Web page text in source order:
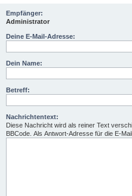
Empfänger:
Administrator
Deine E-Mail-Adresse:
Dein Name:
Betreff:
Nachrichtentext:
Diese Nachricht wird als reiner Text
BBCode. Als Antwort-Adresse für die E-